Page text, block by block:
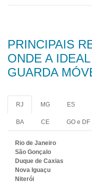
PRINCIPAIS
ONDE A
GUARDA
RJ MG ES
BA CE GO e DF
Rio de Janeiro
São Gonçalo
Duque de Caxias
Nova Iguaçu
Niterói